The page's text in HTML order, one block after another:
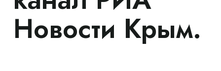
Новости Крым.